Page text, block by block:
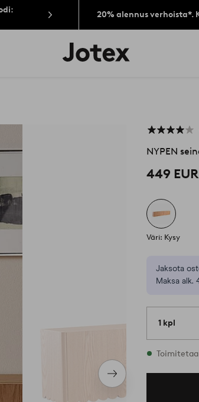
20% alennus verhoista*.
Jotex-
logo
Seuraava
tuote
NYPEN
449 EUR
Väri: Kysy
Jaksota
Maksa alk.
1 kpl
Varastossa